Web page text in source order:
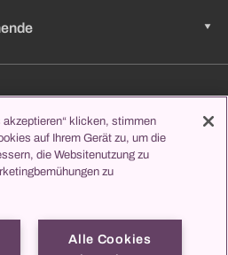
akzeptieren“ klicken, stimmen
auf Ihrem Gerät zu, um die
die Websitenutzung zu
zu
Alle Cookies